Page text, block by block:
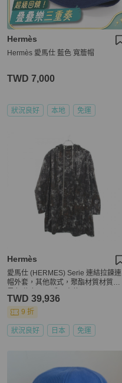
Hermès
Hermès 愛馬仕 藍色 寬簷帽
TWD 7,000
狀況良好 本地 免運
Hermès
愛馬仕 (HERMES) Serie 連結拉鍊連
帽外套，其他款式，聚酯材質材質，
TWD 39,936
9 折
狀況良好 日本 免運